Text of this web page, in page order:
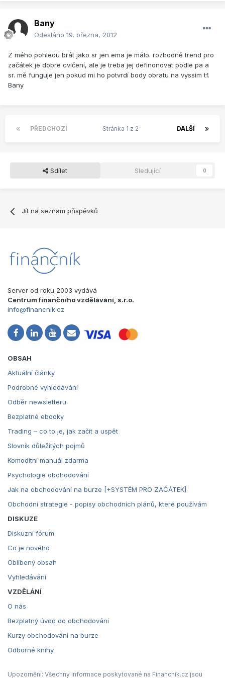
Bany
Odesláno 19. března, 2012
Z mého pohledu brát jako sr jen ema je málo. rozhodně trend pro
začátek je dobre cvičení, ale je treba jej definonovat podle pa a
sr. mě funguje jen pokud mi ho potvrdí body obratu na vyssim tf.
Bany
PŘEDCHOZÍ DALŠÍ
Stránka 1 z 2
Sdílet Sledující 0
Jít na seznam příspěvků
Server od roku 2003 vydává
Centrum finančního vzdělávání, s.r.o.
info@financnik.cz
OBSAH
Aktuální články
Podrobné vyhledávání
Odběr newsletteru
Bezplatné ebooky
Trading – co to je, jak začít a uspět
Slovník důležitých pojmů
Komoditní manuál zdarma
Psychologie obchodování
Jak na obchodování na burze [+SYSTÉM PRO ZAČÁTEK]
Obchodní strategie - popisy obchodních plánů, které používám
DISKUZE
Diskuzní fórum
Co je nového
Oblíbený obsah
Vyhledávání
VZDĚLÁNÍ
O nás
Bezplatný úvod do obchodování
Kurzy obchodování na burze
Odborné knihy
Upozornění: Všechny informace poskytované na Financnik.cz jsou